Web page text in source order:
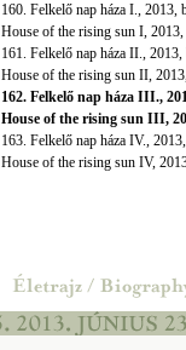
160. Felkelő nap háza I., 2013,
House of the rising sun I,
161. Felkelő nap háza II.,
House of the rising sun II,
162. Felkelő nap háza III.,
House of the rising sun III,
163. Felkelő nap háza IV.,
House of the rising sun IV,